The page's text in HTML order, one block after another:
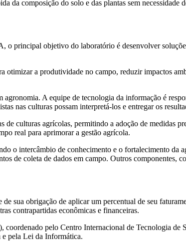
composição do solo e das plantas sem necessidade
o principal objetivo do laboratório é desenvolver
a produtividade no campo, reduzir impactos
A equipe de tecnologia da informação é
nas culturas possam interpretá-los e entregar os
culturas agrícolas, permitindo a adoção de medidas
real para aprimorar a gestão agrícola.
o intercâmbio de conhecimento e o fortalecimento da
de coleta de dados em campo. Outros componentes,
sua obrigação de aplicar um percentual de seu
contrapartidas econômicas e financeiras.
pelo Centro Internacional de Tecnologia de
pela Lei da Informática.